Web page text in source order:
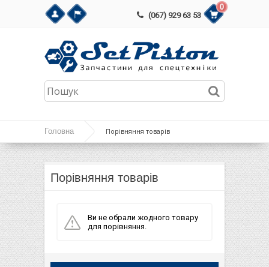
(067) 929 63 53
0
Головна Порівняння товарів
Порівняння товарів
Ви не обрали жодного товару
для порівняння.